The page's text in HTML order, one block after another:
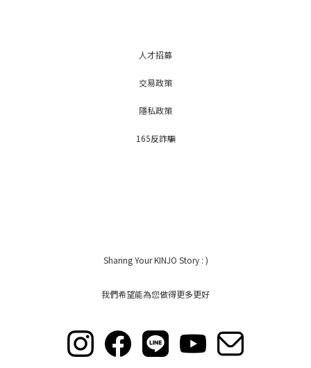
人才招募
交易政策
隱私政策
165反詐騙
Sharing Your KINJO Story : )
我們希望能為您做得更多更好